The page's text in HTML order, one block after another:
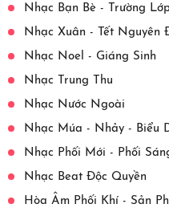
Nhạc Bạn Bè - Trường
Nhạc Xuân - Tết Nguyên
Nhạc Noel - Giáng Sinh
Nhạc Trung Thu
Nhạc Nước Ngoài
Nhạc Múa - Nhảy - Biểu
Nhạc Phối Mới - Phối
Nhạc Beat Độc Quyền
Hòa Âm Phối Khí - Sản